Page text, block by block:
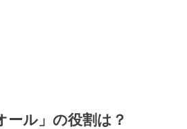
ール」の役割は？